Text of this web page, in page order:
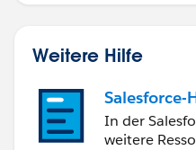
Weitere Hilfe
Salesforce-
In der
weitere